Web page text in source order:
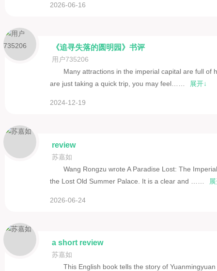
2026-06-16
《追寻失落的圆明园》书评
用户735206
Many attractions in the imperial capital are full of
are just taking a quick trip, you may feel……
展开↓
2024-12-19
review
苏嘉如
Wang Rongzu wrote A Paradise Lost: The
the Lost Old Summer Palace. It is a clear and ……
2026-06-24
a short review
苏嘉如
This English book tells the story of